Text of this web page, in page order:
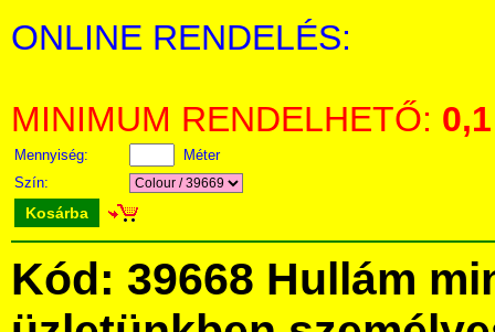
ONLINE RENDELÉS:
MINIMUM RENDELHETŐ: 0,1
Mennyiség:
Méter
Szín:
Kosárba
Kód: 39668 Hullám